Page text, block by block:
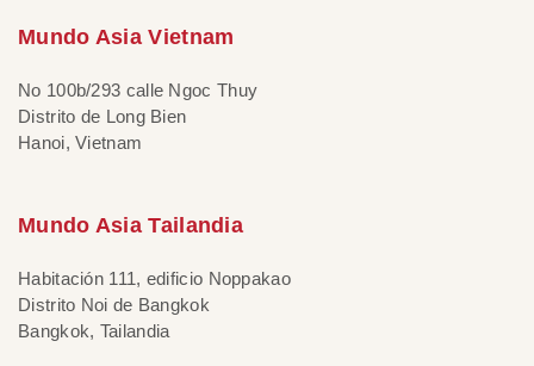
Mundo Asia Vietnam
No 100b/293 calle Ngoc Thuy
Distrito de Long Bien
Hanoi, Vietnam
Mundo Asia Tailandia
Habitación 111, edificio Noppakao
Distrito Noi de Bangkok
Bangkok, Tailandia